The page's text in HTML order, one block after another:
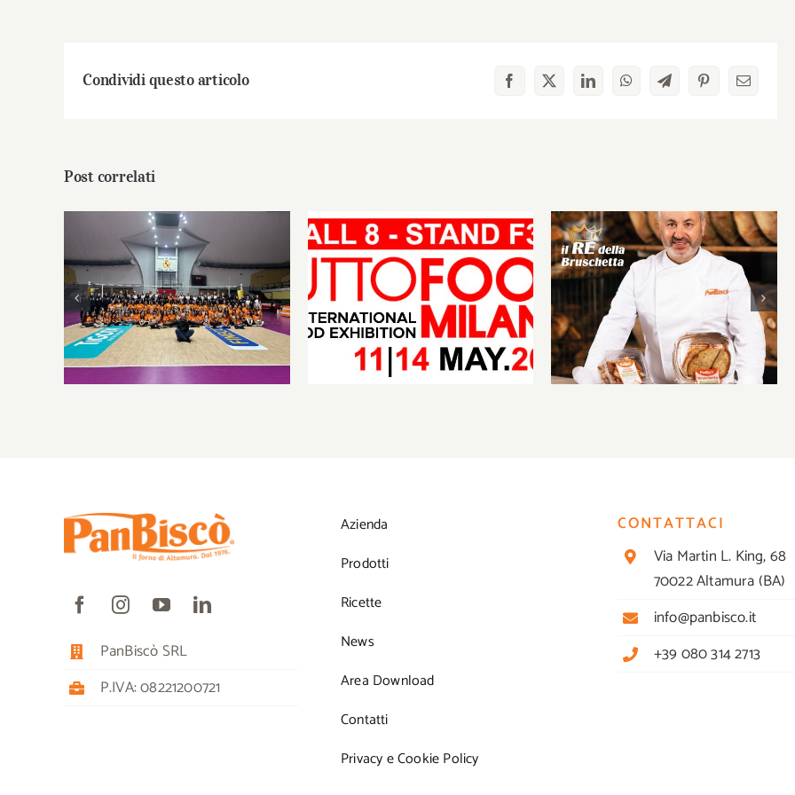
Condividi questo articolo Facebook
X LinkedInWhatsAppTelegramPinterestEmail
Post correlati
PanBiscò celebra una
stagione da record della
Leonessa Volley: sport,
territorio e una community
in continua crescita
PanBiscò al TUTTOFOOD
Milano
PanBiscò approda a
TUTTOFOOD Milano 2026:
l’arte della panificazione
altamurana incontra
l’innovazione
PanBiscò SRL
P.IVA: 08221200721
Azienda
Prodotti
Ricette
News
Area Download
Contatti
Privacy e Cookie Policy
CONTATTACI
Via Martin L. King, 68
70022 Altamura (BA)
info@panbisco.it
+39 080 314 2713